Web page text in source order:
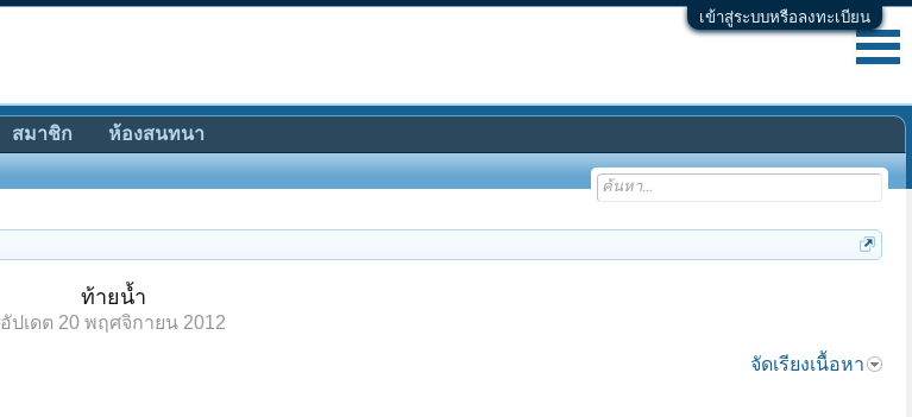
เข้าสู่ระบบหรือลงทะเบียน
ท้ายน้ำ
อัปเดต 20 พฤศจิกายน 2012
จัดเรียงเนื้อหา
สมาชิก ห้องสนทนา